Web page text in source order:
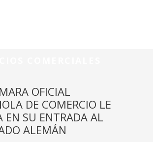
OFICIAL
DE COMERCIO LE
EN SU ENTRADA AL
ALEMÁN